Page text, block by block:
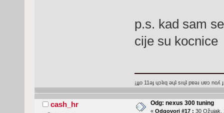
p.s. kad sam
cije su kocnice
¡ɟɟo 11ǝɟ ɥɔʇıq ǝɥʇ sıɥʇ pɐǝɹ uɐɔ noʎ
cash_hr Odg: nexus 300 tuning
« Odgovori #17 : 30 Ožujak,